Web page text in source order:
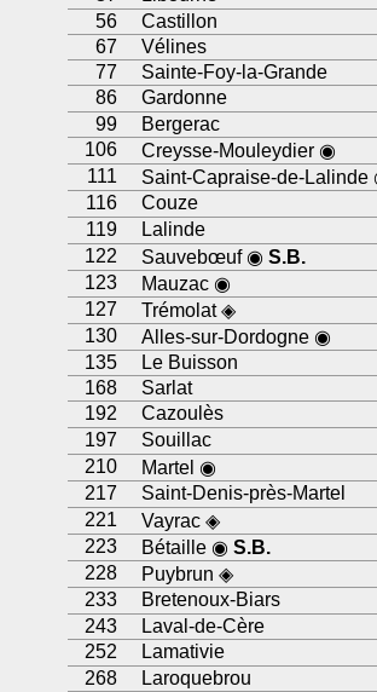
56
Castillon
67
Vélines
77
Sainte-Foy-la-Grande
86
Gardonne
99
Bergerac
106
Creysse-Mouleydier ◉
111
Saint-Capraise-de-Lalinde
116
Couze
119
Lalinde
122
Sauvebœuf ◉ S.B.
123
Mauzac ◉
127
Trémolat ◈
130
Alles-sur-Dordogne ◉
135
Le Buisson
168
Sarlat
192
Cazoulès
197
Souillac
210
Martel ◉
217
Saint-Denis-près-Martel
221
Vayrac ◈
223
Bétaille ◉ S.B.
228
Puybrun ◈
233
Bretenoux-Biars
243
Laval-de-Cère
252
Lamativie
268
Laroquebrou